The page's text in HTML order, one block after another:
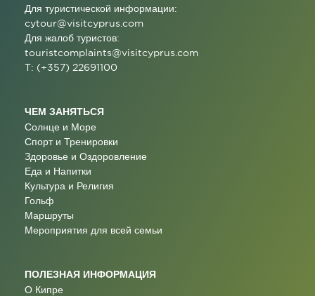
Для туристической информации:
cytour@visitcyprus.com
Для жалоб туристов:
touristcomplaints@visitcyprus.com
T: (+357) 22691100
ЧЕМ ЗАНЯТЬСЯ
Солнце и Море
Спорт и Тренировки
Здоровье и Оздоровление
Еда и Напитки
Культура и Религия
Гольф
Маршруты
Мероприятия для всей семьи
ПОЛЕЗНАЯ ИНФОРМАЦИЯ
О Кипре